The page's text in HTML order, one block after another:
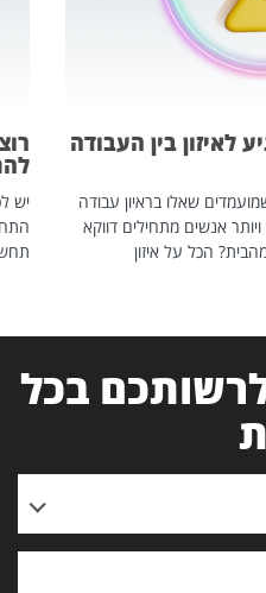
לאיזון בין העבודה
שאלו בראיון עבודה
אנשים מתחילים דווקא
הכל על איזון
יש
בכל